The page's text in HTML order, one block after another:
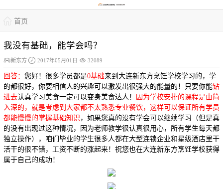
 首页
我没有基础，能学会吗？
新东方  2017年05月01日  32089
回答： 您好！很多学员都是0基础来到大连新东方烹饪学校学习的，学
的都很好，你要相信人的兴趣可以激发出很强大的能量的！只要你能钻
进去认真学习美食一定可以变身美食达人！
因为学校安排的课程是由简
入深的，就是考虑到大家都不太熟悉专业餐饮，这样可以保证所有学员
都能慢慢的掌握基础知识 ，如果您真的没有学会可以继续学习（但是真
的没有出现过这种情况，因为老师教学很认真很用心，所有学生每天都
独立操作），咱们毕业的学生很多人都在大型连锁企业和星级酒店里干
活干的很不错，工资不断的涨起来！祝您也在大连新东方烹饪学校获得
属于自己的成功！